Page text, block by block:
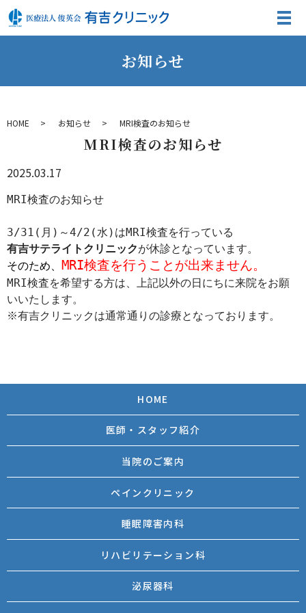
お知らせ
HOME お知らせ MRI検査のお知らせ
MRI検査のお知らせ
2025.03.17
MRI検査のお知らせ
3/31(月)～4/2(水)はMRI検査を行っている
有吉サテライトクリニックが休診となっています。
そのため、
MRI検査を行うことが出来ません。
MRI検査を希望する方は、上記以外の日にちに来院をお願
いいたします。
※有吉クリニックは通常通りの診療となっております。
HOME
医師・スタッフ紹介
当院のご案内
ペインクリニック
睡眠障害内科
リハビリテーション科
泌尿器科